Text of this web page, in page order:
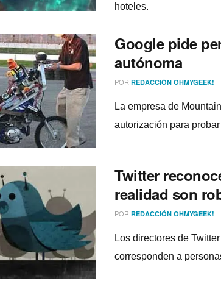
hoteles.
Google pide
autónoma
POR REDACCIÓN OHMYGEEK!
La empresa de
autorización para
Twitter
realidad son
POR REDACCIÓN OHMYGEEK!
Los directores de
corresponden a